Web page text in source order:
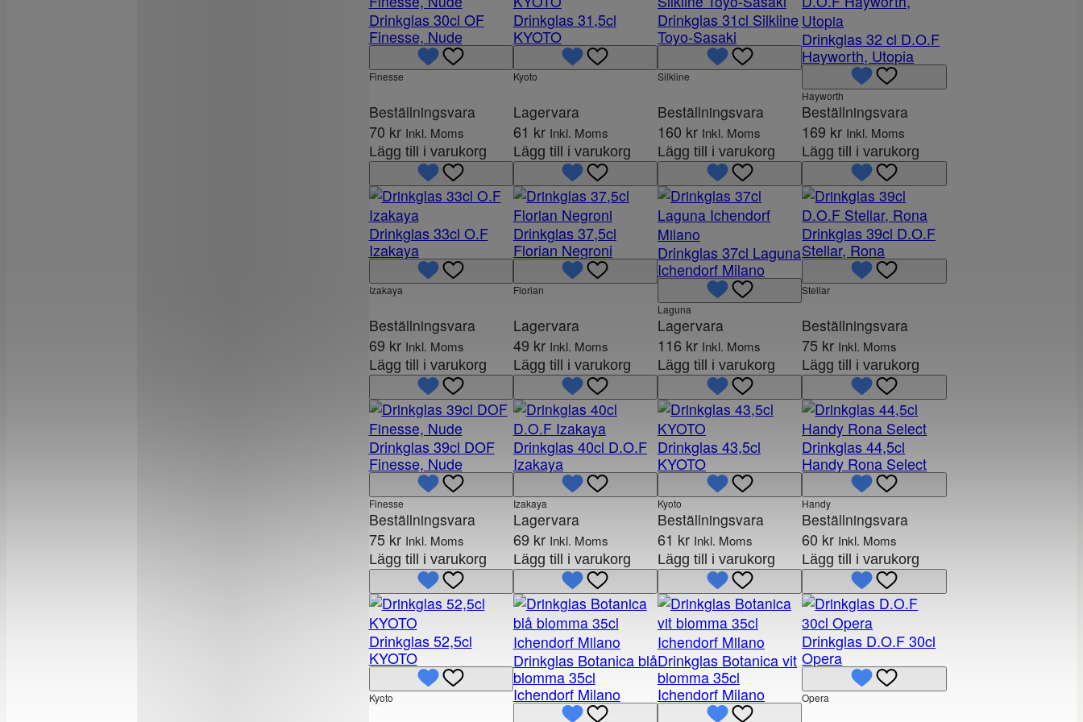
Drinkglas 30cl OF
Finesse, Nude
Finesse
Beställningsvara
70 kr Inkl. Moms
Lägg till i varukorg
Drinkglas 31,5cl
KYOTO
Kyoto
Lagervara
61 kr Inkl. Moms
Lägg till i varukorg
Drinkglas 31cl Silkline
Toyo-Sasaki
Silkline
Beställningsvara
160 kr Inkl. Moms
Lägg till i varukorg
Drinkglas 32 cl D.O.F
Hayworth, Utopia
Hayworth
Beställningsvara
169 kr Inkl. Moms
Lägg till i varukorg
Drinkglas 33cl O.F
Izakaya
Izakaya
Beställningsvara
69 kr Inkl. Moms
Lägg till i varukorg
Drinkglas 37,5cl
Florian Negroni
Florian
Lagervara
49 kr Inkl. Moms
Lägg till i varukorg
Drinkglas 37cl Laguna
Ichendorf Milano
Laguna
Lagervara
116 kr Inkl. Moms
Lägg till i varukorg
Drinkglas 39cl D.O.F
Stellar, Rona
Stellar
Beställningsvara
75 kr Inkl. Moms
Lägg till i varukorg
Drinkglas 39cl DOF
Finesse, Nude
Finesse
Beställningsvara
75 kr Inkl. Moms
Lägg till i varukorg
Drinkglas 40cl D.O.F
Izakaya
Izakaya
Lagervara
69 kr Inkl. Moms
Lägg till i varukorg
Drinkglas 43,5cl
KYOTO
Kyoto
Beställningsvara
61 kr Inkl. Moms
Lägg till i varukorg
Drinkglas 44,5cl
Handy Rona Select
Handy
Beställningsvara
60 kr Inkl. Moms
Lägg till i varukorg
Drinkglas 52,5cl
KYOTO
Kyoto
Drinkglas Botanica blå
blomma 35cl
Ichendorf Milano
Drinkglas Botanica vit
blomma 35cl
Ichendorf Milano
Drinkglas D.O.F 30cl
Opera
Opera